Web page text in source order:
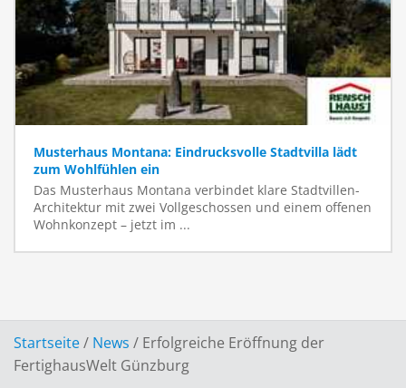
Musterhaus Montana: Eindrucksvolle Stadtvilla lädt
zum Wohlfühlen ein
Das Musterhaus Montana verbindet klare Stadtvillen-
Architektur mit zwei Vollgeschossen und einem offenen
Wohnkonzept – jetzt im ...
Startseite/ News / Erfolgreiche Eröffnung der
FertighausWelt Günzburg